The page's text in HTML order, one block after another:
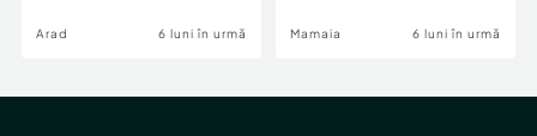
Arad 6 luni în urmă Mamaia 6 luni în urmă